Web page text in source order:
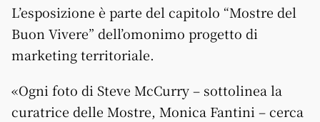
L’esposizione è parte del capitolo “Mostre del
Buon Vivere” dell’omonimo progetto di
marketing territoriale.
«Ogni foto di Steve McCurry – sottolinea la
curatrice delle Mostre, Monica Fantini – cerca